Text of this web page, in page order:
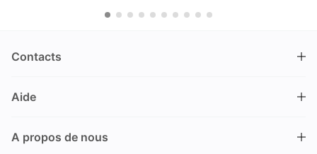
Contacts
Nüschelerstrasse 35
Suisse
Aide
Processus de commande
A propos de nous